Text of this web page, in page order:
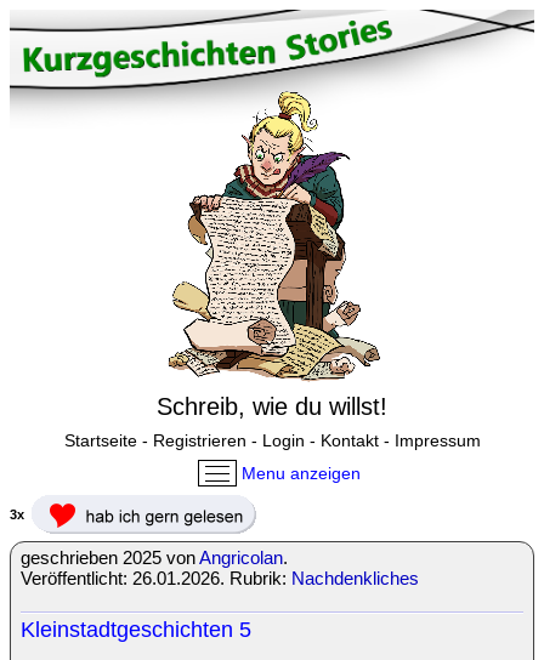
Schreib, wie du willst!
Startseite- Registrieren - Login - Kontakt- Impressum
Menu anzeigen
3x
geschrieben 2025 vonAngricolan.
Veröffentlicht: 26.01.2026. Rubrik: Nachdenkliches
Kleinstadtgeschichten 5